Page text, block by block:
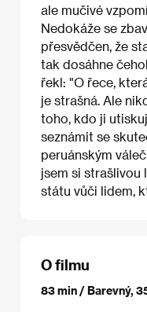
ale mučivé
Nedokáže se
přesvědčen, že
tak dosáhne
řekl: "O řece,
je strašná. Ale
toho, kdo ji
seznámit se
peruánským
jsem si
státu vůči lidem,
O filmu
83 min / Barevný,